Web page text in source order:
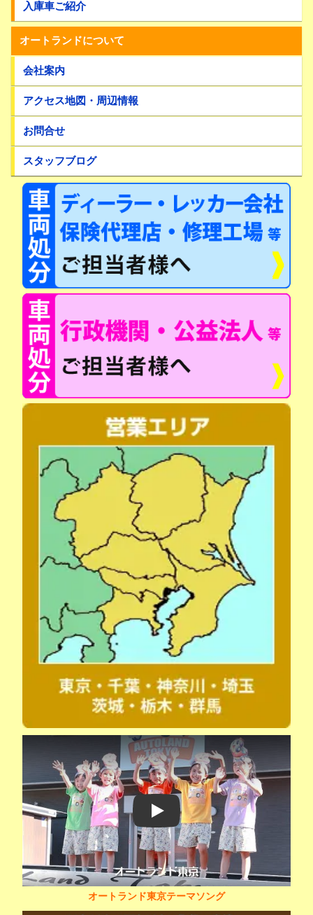
入庫車ご紹介
オートランドについて
会社案内
アクセス地図・周辺情報
お問合せ
スタッフブログ
Play
オートランド東京テーマソング